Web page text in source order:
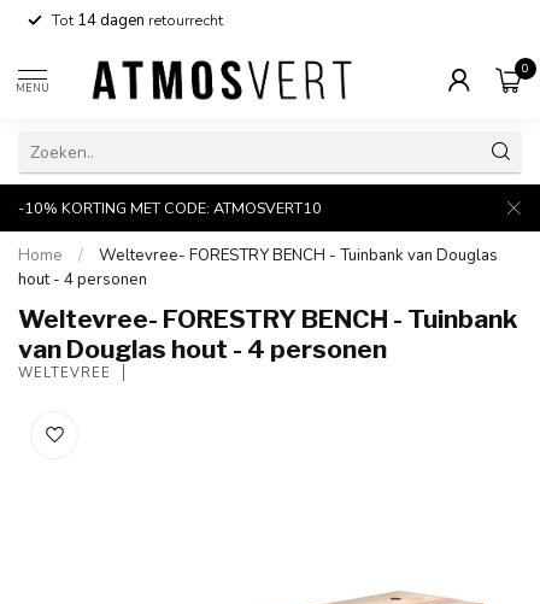
Tot14 dagen retourrecht
MENU
0
-10% KORTING MET CODE: ATMOSVERT10
Home /
Weltevree- FORESTRY BENCH - Tuinbank van Douglas
hout - 4 personen
Weltevree- FORESTRY BENCH - Tuinbank
van Douglas hout - 4 personen
WELTEVREE